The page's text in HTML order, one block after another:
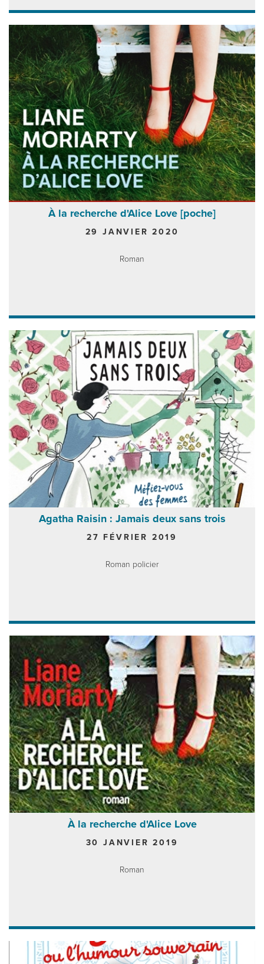
À la recherche d'Alice Love [poche]
29 JANVIER 2020
Roman
Agatha Raisin : Jamais deux sans trois
27 FÉVRIER 2019
Roman policier
À la recherche d'Alice Love
30 JANVIER 2019
Roman